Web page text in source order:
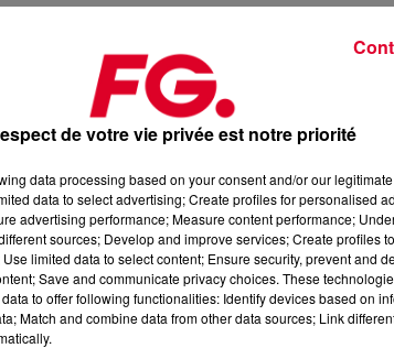
de votre vie privée est notre priorité
data processing based on your consent and/or our
data to select advertising; Create profiles for personalised
advertising performance; Measure content performance;
sources; Develop and improve services; Create profiles
limited data to select content; Ensure security, prevent and
Save and communicate privacy choices. These
to offer following functionalities: Identify devices based on
Match and combine data from other data sources; Link